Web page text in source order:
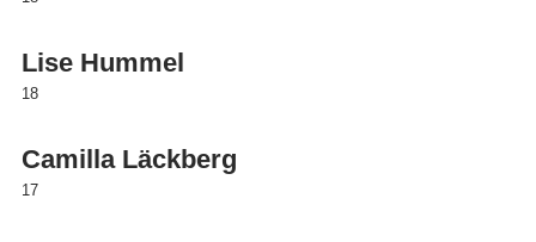
Lise Hummel
18
Camilla Läckberg
17